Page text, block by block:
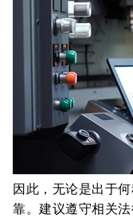
因此，无论是出于
靠。建议遵守相关